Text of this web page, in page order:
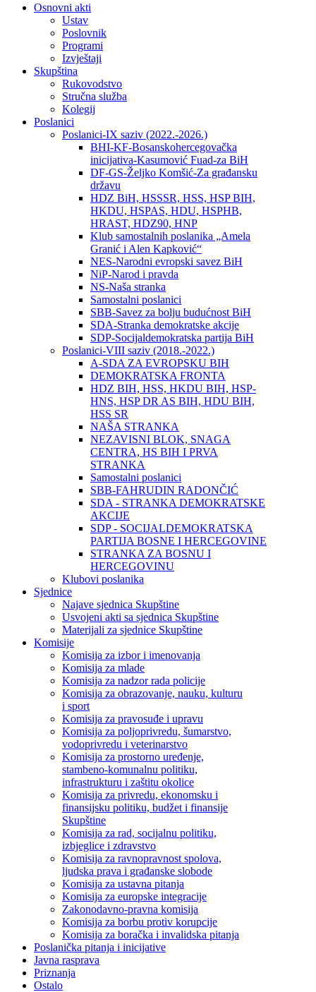
Osnovni akti
Ustav
Poslovnik
Programi
Izvještaji
Skupština
Rukovodstvo
Stručna služba
Kolegij
Poslanici
Poslanici-IX saziv (2022.-2026.)
BHI-KF-Bosanskohercegovačka
inicijativa-Kasumović Fuad-za BiH
DF-GS-Željko Komšić-Za građansku
državu
HDZ BiH, HSSSR, HSS, HSP BIH,
HKDU, HSPAS, HDU, HSPHB,
HRAST, HDZ90, HNP
Klub samostalnih poslanika „Amela
Granić i Alen Kapković“
NES-Narodni evropski savez BiH
NiP-Narod i pravda
NS-Naša stranka
Samostalni poslanici
SBB-Savez za bolju budućnost BiH
SDA-Stranka demokratske akcije
SDP-Socijaldemokratska partija BiH
Poslanici-VIII saziv (2018.-2022.)
A-SDA ZA EVROPSKU BIH
DEMOKRATSKA FRONTA
HDZ BIH, HSS, HKDU BIH, HSP-
HNS, HSP DR AS BIH, HDU BIH,
HSS SR
NAŠA STRANKA
NEZAVISNI BLOK, SNAGA
CENTRA, HS BIH I PRVA
STRANKA
Samostalni poslanici
SBB-FAHRUDIN RADONČIĆ
SDA - STRANKA DEMOKRATSKE
AKCIJE
SDP - SOCIJALDEMOKRATSKA
PARTIJA BOSNE I HERCEGOVINE
STRANKA ZA BOSNU I
HERCEGOVINU
Klubovi poslanika
Sjednice
Najave sjednica Skupštine
Usvojeni akti sa sjednica Skupštine
Materijali za sjednice Skupštine
Komisije
Komisija za izbor i imenovanja
Komisija za mlade
Komisija za nadzor rada policije
Komisija za obrazovanje, nauku, kulturu
i sport
Komisija za pravosuđe i upravu
Komisija za poljoprivredu, šumarstvo,
vodoprivredu i veterinarstvo
Komisija za prostorno uređenje,
stambeno-komunalnu politiku,
infrastrukturu i zaštitu okolice
Komisija za privredu, ekonomsku i
finansijsku politiku, budžet i finansije
Skupštine
Komisija za rad, socijalnu politiku,
izbjeglice i zdravstvo
Komisija za ravnopravnost spolova,
ljudska prava i građanske slobode
Komisija za ustavna pitanja
Komisija za europske integracije
Zakonodavno-pravna komisija
Komisija za borbu protiv korupcije
Komisija za boračka i invalidska pitanja
Poslanička pitanja i inicijative
Javna rasprava
Priznanja
Ostalo